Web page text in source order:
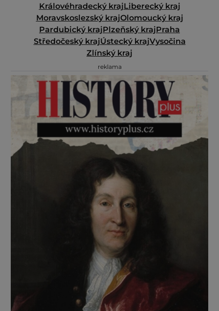
Královéhradecký krajLiberecký kraj
Moravskoslezský krajOlomoucký kraj
Pardubický krajPlzeňský krajPraha
Středočeský krajÚstecký krajVysočina
Zlínský kraj
reklama